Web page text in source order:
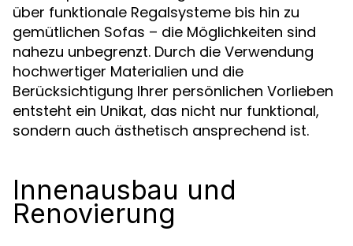
über funktionale Regalsysteme bis hin zu
gemütlichen Sofas – die Möglichkeiten sind
nahezu unbegrenzt. Durch die Verwendung
hochwertiger Materialien und die
Berücksichtigung Ihrer persönlichen Vorlieben
entsteht ein Unikat, das nicht nur funktional,
sondern auch ästhetisch ansprechend ist.
Innenausbau und
Renovierung